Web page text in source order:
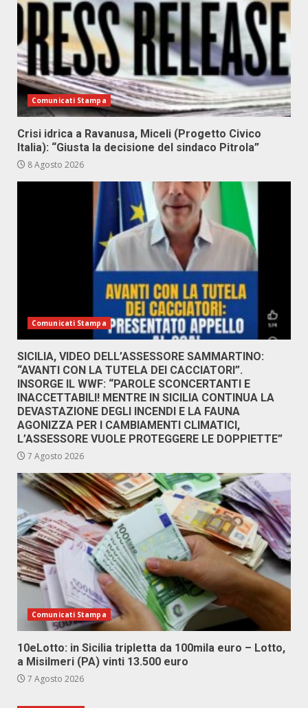
Comunicati Stampa
Crisi idrica a Ravanusa, Miceli (Progetto Civico
Italia): “Giusta la decisione del sindaco Pitrola”
8 Agosto 2026
Comunicati Stampa
SICILIA, VIDEO DELL’ASSESSORE SAMMARTINO:
“AVANTI CON LA TUTELA DEI CACCIATORI”.
INSORGE IL WWF: “PAROLE SCONCERTANTI E
INACCETTABILI! MENTRE IN SICILIA CONTINUA LA
DEVASTAZIONE DEGLI INCENDI E LA FAUNA
AGONIZZA PER I CAMBIAMENTI CLIMATICI,
L’ASSESSORE VUOLE PROTEGGERE LE DOPPIETTE”
7 Agosto 2026
Comunicati Stampa
10eLotto: in Sicilia tripletta da 100mila euro – Lotto,
a Misilmeri (PA) vinti 13.500 euro
7 Agosto 2026